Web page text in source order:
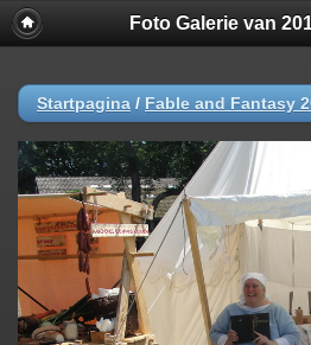
Foto Galerie van
Startpagina / Fable and Fantasy